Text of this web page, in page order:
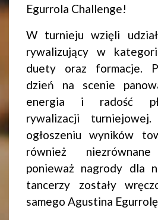
Egurrola Challenge!
W turnieju wzięli
rywalizujący w
duety oraz formacje.
dzień na scenie
energia i radość
rywalizacji turniejowej.
ogłoszeniu wyników
również
ponieważ nagrody dla
tancerzy zostały
samego Agustina